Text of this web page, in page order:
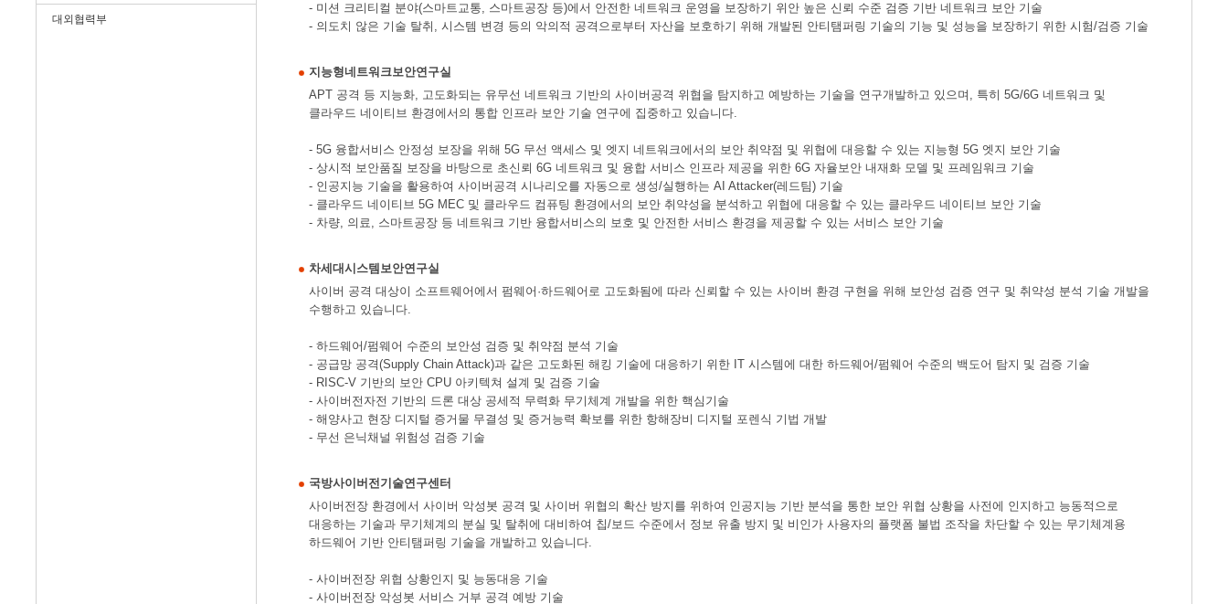
대외협력부
- 미션 크리티컬 분야(스마트교통, 스마트공장 등)에서 안전한 네트워크 운영을 보장하기 위안 높은 신뢰 수준 검증 기반 네트워크 보안 기술
- 의도치 않은 기술 탈취, 시스템 변경 등의 악의적 공격으로부터 자산을 보호하기 위해 개발된 안티탬퍼링 기술의 기능 및 성능을 보장하기 위한 시험/검증 기술
지능형네트워크보안연구실
APT 공격 등 지능화, 고도화되는 유무선 네트워크 기반의 사이버공격 위협을 탐지하고 예방하는 기술을 연구개발하고 있으며, 특히 5G/6G 네트워크 및
클라우드 네이티브 환경에서의 통합 인프라 보안 기술 연구에 집중하고 있습니다.
- 5G 융합서비스 안정성 보장을 위해 5G 무선 액세스 및 엣지 네트워크에서의 보안 취약점 및 위협에 대응할 수 있는 지능형 5G 엣지 보안 기술
- 상시적 보안품질 보장을 바탕으로 초신뢰 6G 네트워크 및 융합 서비스 인프라 제공을 위한 6G 자율보안 내재화 모델 및 프레임워크 기술
- 인공지능 기술을 활용하여 사이버공격 시나리오를 자동으로 생성/실행하는 AI Attacker(레드팀) 기술
- 클라우드 네이티브 5G MEC 및 클라우드 컴퓨팅 환경에서의 보안 취약성을 분석하고 위협에 대응할 수 있는 클라우드 네이티브 보안 기술
- 차량, 의료, 스마트공장 등 네트워크 기반 융합서비스의 보호 및 안전한 서비스 환경을 제공할 수 있는 서비스 보안 기술
차세대시스템보안연구실
사이버 공격 대상이 소프트웨어에서 펌웨어·하드웨어로 고도화됨에 따라 신뢰할 수 있는 사이버 환경 구현을 위해 보안성 검증 연구 및 취약성 분석 기술 개발을
수행하고 있습니다.
- 하드웨어/펌웨어 수준의 보안성 검증 및 취약점 분석 기술
- 공급망 공격(Supply Chain Attack)과 같은 고도화된 해킹 기술에 대응하기 위한 IT 시스템에 대한 하드웨어/펌웨어 수준의 백도어 탐지 및 검증 기술
- RISC-V 기반의 보안 CPU 아키텍쳐 설계 및 검증 기술
- 사이버전자전 기반의 드론 대상 공세적 무력화 무기체계 개발을 위한 핵심기술
- 해양사고 현장 디지털 증거물 무결성 및 증거능력 확보를 위한 항해장비 디지털 포렌식 기법 개발
- 무선 은닉채널 위험성 검증 기술
국방사이버전기술연구센터
사이버전장 환경에서 사이버 악성봇 공격 및 사이버 위협의 확산 방지를 위하여 인공지능 기반 분석을 통한 보안 위협 상황을 사전에 인지하고 능동적으로
대응하는 기술과 무기체계의 분실 및 탈취에 대비하여 칩/보드 수준에서 정보 유출 방지 및 비인가 사용자의 플랫폼 불법 조작을 차단할 수 있는 무기체계용
하드웨어 기반 안티탬퍼링 기술을 개발하고 있습니다.
- 사이버전장 위협 상황인지 및 능동대응 기술
- 사이버전장 악성봇 서비스 거부 공격 예방 기술